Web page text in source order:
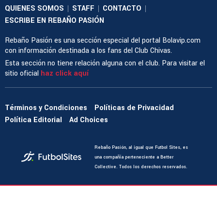
QUIENES SOMOS | STAFF | CONTACTO |
ESCRIBE EN REBAÑO PASIÓN
Rebaño Pasión es una sección especial del portal Bolavip.com
con información destinada a los fans del Club Chivas.
Esta sección no tiene relación alguna con el club. Para visitar el
sitio oficial haz click aquí
Términos y Condiciones
Políticas de Privacidad
Política Editorial
Ad Choices
Rebaño Pasión, al igual que Futbol Sites, es
una compañía perteneciente a Better
Collective. Todos los derechos reservados.